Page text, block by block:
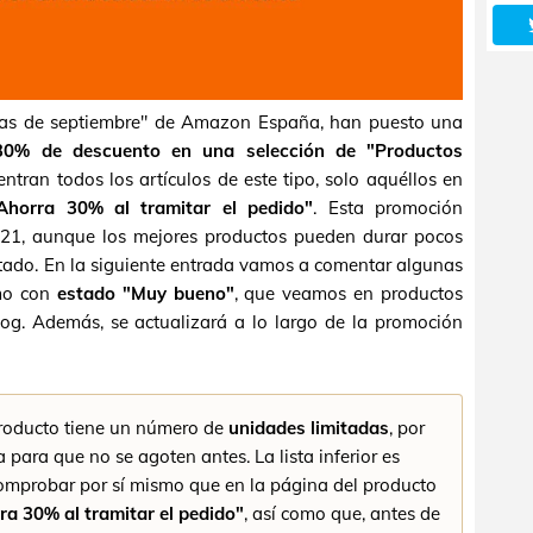
de septiembre" de Amazon España, han puesto una
de descuento en una selección de "Productos
todos los artículos de este tipo, solo aquéllos en
30% al tramitar el pedido". Esta promoción
aunque los mejores productos pueden durar pocos
En la siguiente entrada vamos a comentar algunas
con estado "Muy bueno", que veamos en productos
Además, se actualizará a lo largo de la promoción
tiene un número de unidades limitadas, por
que no se agoten antes. La lista inferior es
por sí mismo que en la página del producto
30% al tramitar el pedido", así como que, antes de